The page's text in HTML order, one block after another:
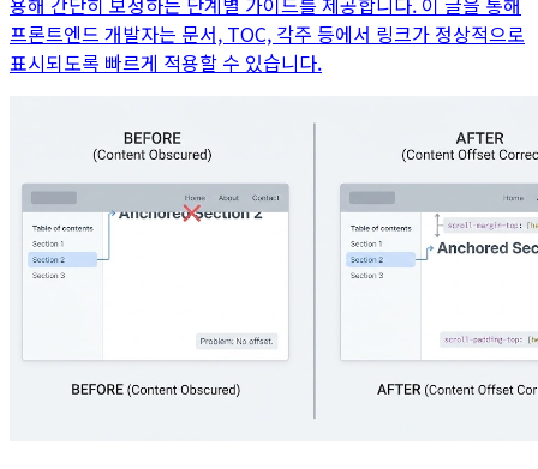
프론트엔드 개발자는 문서, TOC, 각주 등에서 링크가 정상적으로
표시되도록 빠르게 적용할 수 있습니다.